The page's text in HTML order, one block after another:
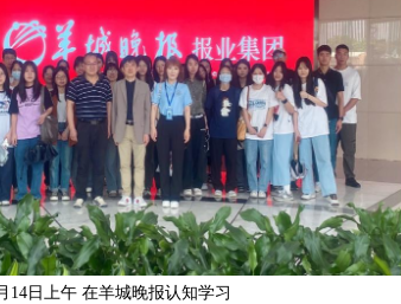
14日上午 在羊城晚报认知学习